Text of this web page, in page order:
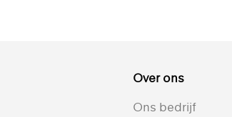
Over ons
Ons bedrijf